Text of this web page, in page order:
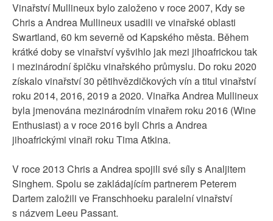
Vinařství Mullineux bylo založeno v roce 2007, Kdy se
Chris a Andrea Mullineux usadili ve vinařské oblasti
Swartland, 60 km severně od Kapského města. Během
krátké doby se vinařství vyšvihlo jak mezi jihoafrickou tak
i mezinárodní špičku vinařského průmyslu. Do roku 2020
získalo vinařství 30 pětihvězdičkových vín a titul vinařství
roku 2014, 2016, 2019 a 2020. Vinařka Andrea Mullineux
byla jmenována mezinárodním vinařem roku 2016 (Wine
Enthusiast) a v roce 2016 byli Chris a Andrea
jihoafrickými vinaři roku Tima Atkina.
V roce 2013 Chris a Andrea spojili své síly s Analjitem
Singhem. Spolu se zakládajícím partnerem Peterem
Dartem založili ve Franschhoeku paralelní vinařství
s názvem Leeu Passant.